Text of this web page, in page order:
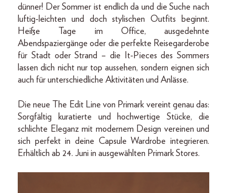
dünner! Der Sommer ist endlich da und die Suche nach
luftig-leichten und doch stylischen Outfits beginnt.
Heiße Tage im Office, ausgedehnte
Abendspaziergänge oder die perfekte Reisegarderobe
für Stadt oder Strand – die It-Pieces des Sommers
lassen dich nicht nur top aussehen, sondern eignen sich
auch für unterschiedliche Aktivitäten und Anlässe.
Die neue The Edit Line von Primark vereint genau das:
Sorgfältig kuratierte und hochwertige Stücke, die
schlichte Eleganz mit modernem Design vereinen und
sich perfekt in deine Capsule Wardrobe integrieren.
Erhältlich ab 24. Juni in ausgewählten Primark Stores.